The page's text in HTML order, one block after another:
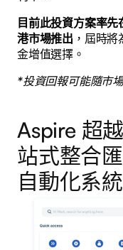
目前此投資方案率
港市場推出 ，屆時
金增值選擇。
*投資回報可能隨市
Aspire 超
站式整合
自動化系統